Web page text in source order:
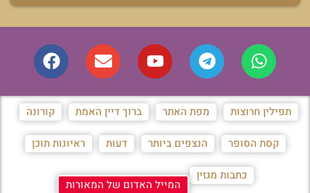
תפילין חרוצות מפת האתר ברוך דיין האמת קורונה
קסת הסופר הנצפים ביותר דעות ראיונות תוכן
כתבות מגזין
המייל האדום של המאורות